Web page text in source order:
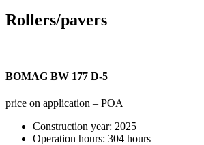
Rollers/pavers
BOMAG BW 177 D-5
price on application – POA
Construction year: 2025
Operation hours: 304 hours